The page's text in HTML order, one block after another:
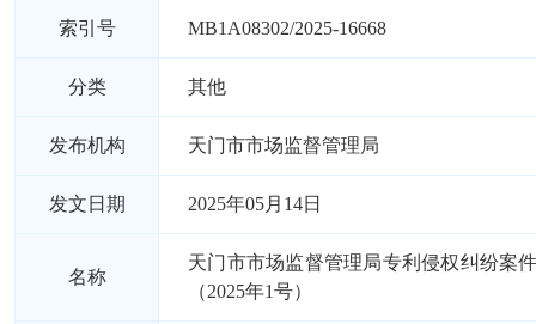
索引号 MB1A08302/2025-16668
分类 其他
发布机构 天门市市场监督管理局
发文日期 2025年05月14日
名称
天门市市场监督管理局专利侵权纠纷案
（2025年1号）